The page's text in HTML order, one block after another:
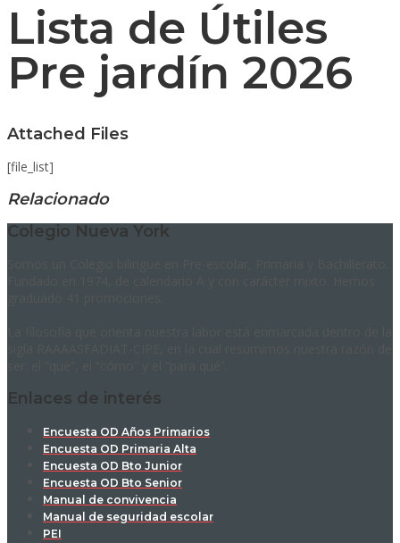
Lista de Útiles
Pre jardín 2026
Attached Files
[file_list]
Relacionado
Colegio Nueva York
Enlaces de interés
Encuesta OD Años Primarios
Encuesta OD Primaria Alta
Encuesta OD Bto Junior
Encuesta OD Bto Senior
Manual de convivencia
Manual de seguridad escolar
PEI